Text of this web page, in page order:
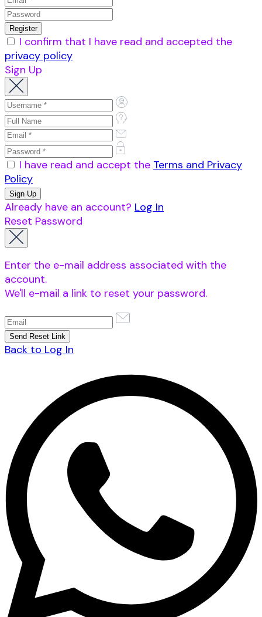
I confirm that I have read and accepted the
privacy policy
Sign Up
I have read and accept the Terms and Privacy
Policy
Already have an account? Log In
Reset Password
Enter the e-mail address associated with the
account.
We'll e-mail a link to reset your password.
Back to Log In